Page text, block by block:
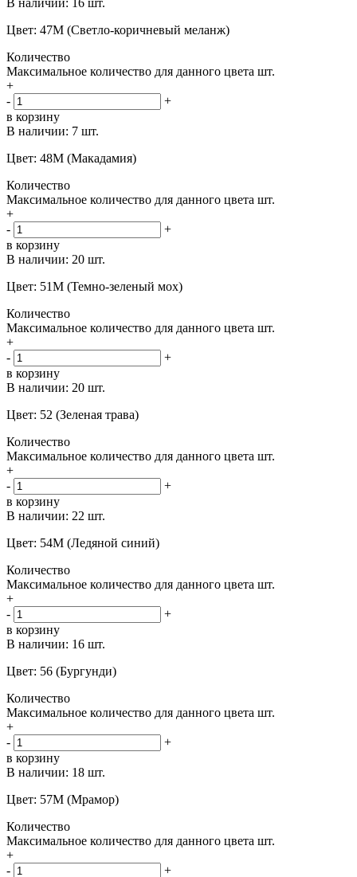
Цвет: 47M (Светло-коричневый меланж)
Количество
Максимальное количество для данного цвета шт.
+
-
+
в корзину
В наличии: 7 шт.
Цвет: 48M (Макадамия)
Количество
Максимальное количество для данного цвета шт.
+
-
+
в корзину
В наличии: 20 шт.
Цвет: 51М (Темно-зеленый мох)
Количество
Максимальное количество для данного цвета шт.
+
-
+
в корзину
В наличии: 20 шт.
Цвет: 52 (Зеленая трава)
Количество
Максимальное количество для данного цвета шт.
+
-
+
в корзину
В наличии: 22 шт.
Цвет: 54M (Ледяной синий)
Количество
Максимальное количество для данного цвета шт.
+
-
+
в корзину
В наличии: 16 шт.
Цвет: 56 (Бургунди)
Количество
Максимальное количество для данного цвета шт.
+
-
+
в корзину
В наличии: 18 шт.
Цвет: 57M (Мрамор)
Количество
Максимальное количество для данного цвета шт.
+
-
+